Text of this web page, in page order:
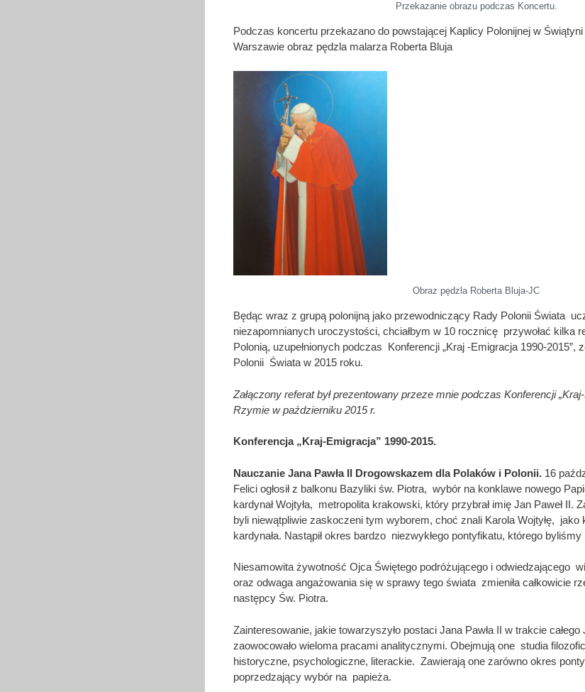
Przekazanie obrazu podczas Koncertu.
Podczas koncertu przekazano do powstającej Kaplicy Polonijnej w
Warszawie obraz pędzla malarza Roberta Bluja
Obraz pędzla Roberta Bluja-JC
Będąc wraz z grupą polonijną jako przewodniczący Rady Polonii Świata
niezapomnianych uroczystości, chciałbym w 10 rocznicę przywołać kilka
Polonią, uzupełnionych podczas Konferencji „Kraj -Emigracja 1990-2015”,
Polonii Świata w 2015 roku.
Załączony referat był prezentowany przeze mnie podczas Konferencji
Rzymie w październiku 2015 r.
Konferencja „Kraj-Emigracja” 1990-2015.
Nauczanie Jana Pawła II Drogowskazem dla Polaków i Polonii. 16
Felici ogłosił z balkonu Bazyliki św. Piotra, wybór na konklawe nowego
kardynał Wojtyła, metropolita krakowski, który przybrał imię Jan Paweł II.
byli niewątpliwie zaskoczeni tym wyborem, choć znali Karola Wojtyłę, jako
kardynała. Nastąpił okres bardzo niezwykłego pontyfikatu, którego
Niesamowita żywotność Ojca Świętego podróżującego i odwiedzającego
oraz odwaga angażowania się w sprawy tego świata zmieniła całkowicie
następcy Św. Piotra.
Zainteresowanie, jakie towarzyszyło postaci Jana Pawła II w trakcie
zaowocowało wieloma pracami analitycznymi. Obejmują one studia
historyczne, psychologiczne, literackie. Zawierają one zarówno okres
poprzedzający wybór na papieża.